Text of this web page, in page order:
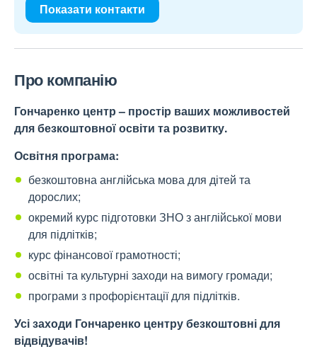
Показати контакти
Про компанію
Гончаренко центр – простір ваших можливостей
для безкоштовної освіти та розвитку.
Освітня програма:
безкоштовна англійська мова для дітей та
дорослих;
окремий курс підготовки ЗНО з англійської мови
для підлітків;
курс фінансової грамотності;
освітні та культурні заходи на вимогу громади;
програми з профорієнтації для підлітків.
Усі заходи Гончаренко центру безкоштовні для
відвідувачів!